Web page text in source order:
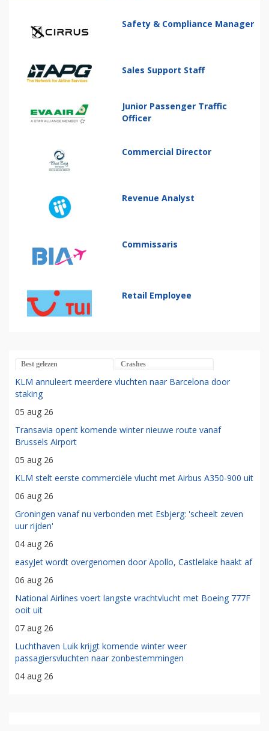
Safety & Compliance Manager
Sales Support Staff
Junior Passenger Traffic
Officer
Commercial Director
Revenue Analyst
Commissaris
Retail Employee
Best gelezen Crashes
KLM annuleert meerdere vluchten naar Barcelona door
staking
05 aug 26
Transavia opent komende winter nieuwe route vanaf
Brussels Airport
05 aug 26
KLM stelt eerste commerciële vlucht met Airbus A350-900 uit
06 aug 26
Groningen vanaf nu verbonden met Esbjerg: 'scheelt zeven
uur rijden'
04 aug 26
easyJet wordt overgenomen door Apollo, Castlelake haakt af
06 aug 26
National Airlines voert langste vrachtvlucht met Boeing 777F
ooit uit
07 aug 26
Luchthaven Luik krijgt komende winter weer
passagiersvluchten naar zonbestemmingen
04 aug 26